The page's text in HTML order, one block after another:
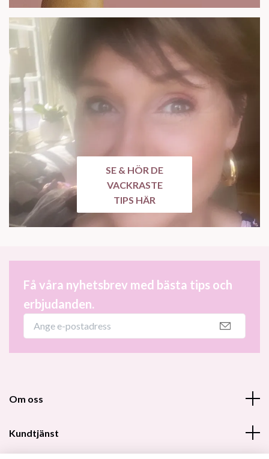
SE & HÖR DE
VACKRASTE
TIPS HÄR
Få våra nyhetsbrev med bästa tips och
erbjudanden.
Om oss
Kundtjänst